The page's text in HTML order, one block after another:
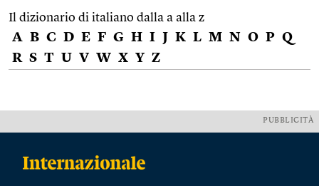
Il dizionario di italiano dalla a alla z
A B C D E F G H I J K L M N O P Q
R S T U V W X Y Z
PUBBLICITÀ